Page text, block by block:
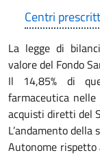
Centri
La legge di
valore del Fondo
Il 14,85% di
farmaceutica nelle
acquisti diretti del
L’andamento
Autonome rispetto